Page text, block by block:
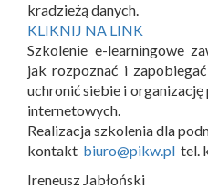
kradzieżą danych.
KLIKNIJ NA LINK
Szkolenie e-learningowe
jak rozpoznać i
uchronić siebie i
internetowych.
Realizacja szkolenia dla
kontakt biuro@pikw.pl tel.
Ireneusz Jabłoński